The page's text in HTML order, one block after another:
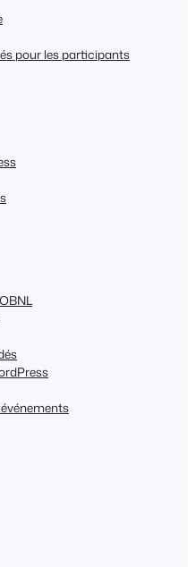
pour les participants